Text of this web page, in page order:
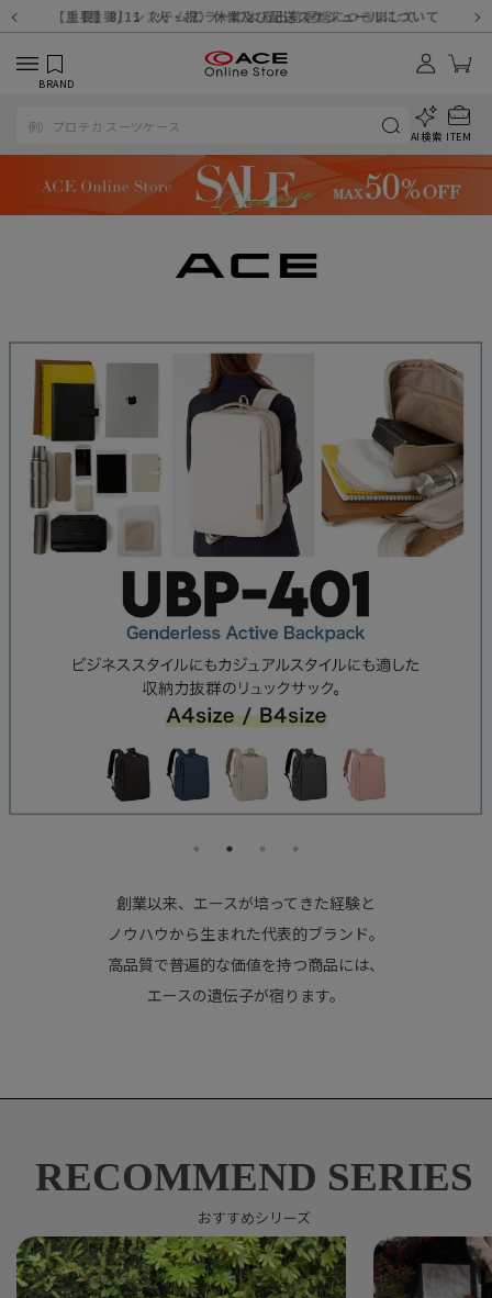
【重要】システムエラーによる出荷遅延につきまして
【重要】8/11（火・祝）休業及び配送スケジュールについて
【重要】令和８年熊本地震に伴う配送への影響について
【重要】納品書・領収書ペーパーレス化（電子化）のお知らせ
【重要】天候不良や交通状況・物量増等に伴う配送への影響について
【重要】悪質な詐欺サイトにご注意ください
【重要】各種メールが届かない場合に関しまして
【重要】お問い合わせのご対応に関しまして
【重要】SNSのなりすまし詐欺にご注意ください
BRAND
AI検索 ITEM
創業以来、エースが培ってきた経験と
ノウハウから生まれた代表的ブランド。
高品質で普遍的な価値を持つ商品には、
エースの遺伝子が宿ります。
RECOMMEND SERIES
おすすめシリーズ